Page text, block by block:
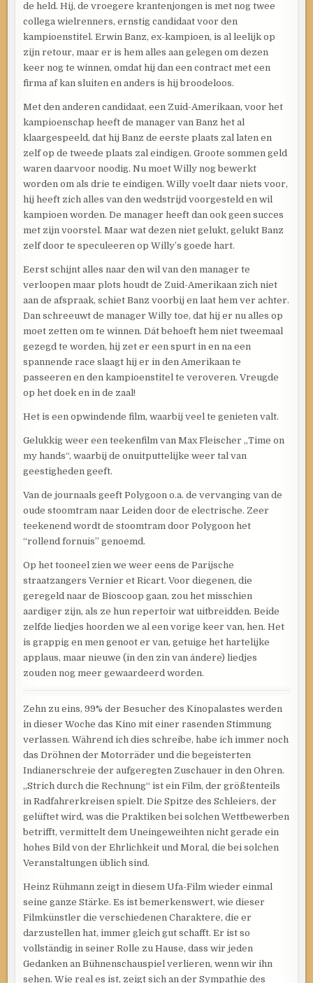
de held. Hij, de vroegere krantenjongen is met nog twee
collega wielrenners, ernstig candidaat voor den
kampioenstitel. Erwin Banz, ex-kampioen, is al leelijk op
zijn retour, maar er is hem alles aan gelegen om dezen
keer nog te winnen, omdat hij dan een contract met een
firma af kan sluiten en anders is hij broodeloos.
Met den anderen candidaat, een Zuid-Amerikaan, voor het
kampioenschap heeft de manager van Banz het al
klaargespeeld, dat hij Banz de eerste plaats zal laten en
zelf op de tweede plaats zal eindigen. Groote sommen geld
waren daarvoor noodig. Nu moet Willy nog bewerkt
worden om als drie te eindigen. Willy voelt daar niets voor,
hij heeft zich alles van den wedstrijd voorgesteld en wil
kampioen worden. De manager heeft dan ook geen succes
met zijn voorstel. Maar wat dezen niet gelukt, gelukt Banz
zelf door te speculeeren op Willy’s goede hart.
Eerst schijnt alles naar den wil van den manager te
verloopen maar plots houdt de Zuid-Amerikaan zich niet
aan de afspraak, schiet Banz voorbij en laat hem ver achter.
Dan schreeuwt de manager Willy toe, dat hij er nu alles op
moet zetten om te winnen. Dát behoeft hem niet tweemaal
gezegd te worden, hij zet er een spurt in en na een
spannende race slaagt hij er in den Amerikaan te
passeeren en den kampioenstitel te veroveren. Vreugde
op het doek en in de zaal!
Het is een opwindende film, waarbij veel te genieten valt.
Gelukkig weer een teekenfilm van Max Fleischer „Time on
my hands“, waarbij de onuitputtelijke weer tal van
geestigheden geeft.
Van de journaals geeft Polygoon o.a. de vervanging van de
oude stoomtram naar Leiden door de electrische. Zeer
teekenend wordt de stoomtram door Polygoon het
“rollend fornuis” genoemd.
Op het tooneel zien we weer eens de Parijsche
straatzangers Vernier et Ricart. Voor diegenen, die
geregeld naar de Bioscoop gaan, zou het misschien
aardiger zijn, als ze hun repertoir wat uitbreidden. Beide
zelfde liedjes hoorden we al een vorige keer van, hen. Het
is grappig en men genoot er van, getuige het hartelijke
applaus, maar nieuwe (in den zin van ándere) liedjes
zouden nog meer gewaardeerd worden.
Zehn zu eins, 99% der Besucher des Kinopalastes werden
in dieser Woche das Kino mit einer rasenden Stimmung
verlassen. Während ich dies schreibe, habe ich immer noch
das Dröhnen der Motorräder und die begeisterten
Indianerschreie der aufgeregten Zuschauer in den Ohren.
„Strich durch die Rechnung“ ist ein Film, der größtenteils
in Radfahrerkreisen spielt. Die Spitze des Schleiers, der
gelüftet wird, was die Praktiken bei solchen Wettbewerben
betrifft, vermittelt dem Uneingeweihten nicht gerade ein
hohes Bild von der Ehrlichkeit und Moral, die bei solchen
Veranstaltungen üblich sind.
Heinz Rühmann zeigt in diesem Ufa-Film wieder einmal
seine ganze Stärke. Es ist bemerkenswert, wie dieser
Filmkünstler die verschiedenen Charaktere, die er
darzustellen hat, immer gleich gut schafft. Er ist so
vollständig in seiner Rolle zu Hause, dass wir jeden
Gedanken an Bühnenschauspiel verlieren, wenn wir ihn
sehen. Wie real es ist, zeigt sich an der Sympathie des